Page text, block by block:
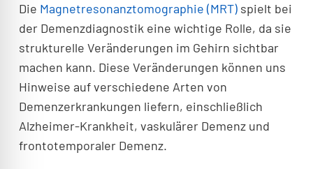
Die Magnetresonanztomographie (MRT) spielt bei
der Demenzdiagnostik eine wichtige Rolle, da sie
strukturelle Veränderungen im Gehirn sichtbar
machen kann. Diese Veränderungen können uns
Hinweise auf verschiedene Arten von
Demenzerkrankungen liefern, einschließlich
Alzheimer-Krankheit, vaskulärer Demenz und
frontotemporaler Demenz.